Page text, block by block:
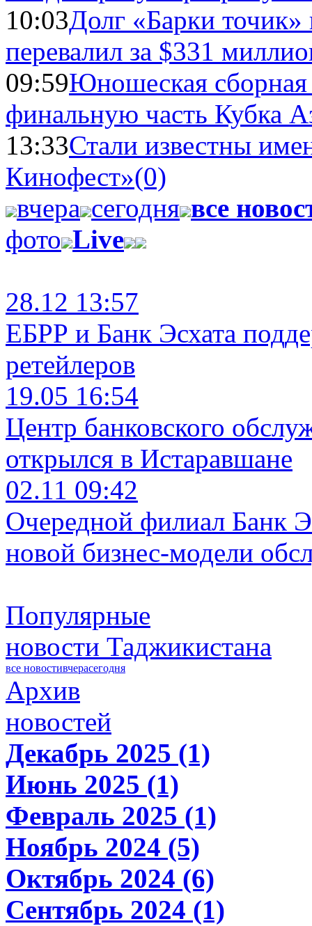
10:03Долг «Барки
перевалил за $331
09:59Юношеская
финальную часть Кубка
13:33Стали известны
Кинофест»(0)
вчера сегодня все
фото Live
28.12 13:57
ЕБРР и Банк Эсхата
ретейлеров
19.05 16:54
Центр банковского
открылся в Истаравшане
02.11 09:42
Очередной филиал Банк
новой бизнес-модели
Популярные
новости Таджикистана
все новостивчерасегодня
Архив
новостей
Декабрь 2025 (1)
Июнь 2025 (1)
Февраль 2025 (1)
Ноябрь 2024 (5)
Октябрь 2024 (6)
Сентябрь 2024 (1)